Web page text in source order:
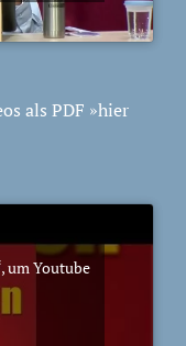
als PDF »hier
um Youtube